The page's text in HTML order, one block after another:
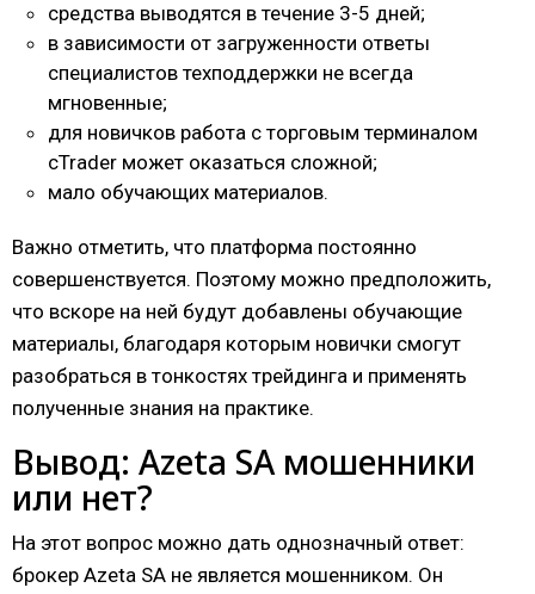
средства выводятся в течение 3-5 дней;
в зависимости от загруженности ответы
специалистов техподдержки не всегда
мгновенные;
для новичков работа с торговым терминалом
cTrader может оказаться сложной;
мало обучающих материалов.
Важно отметить, что платформа постоянно
совершенствуется. Поэтому можно предположить,
что вскоре на ней будут добавлены обучающие
материалы, благодаря которым новички смогут
разобраться в тонкостях трейдинга и применять
полученные знания на практике.
Вывод: Azeta SA мошенники
или нет?
На этот вопрос можно дать однозначный ответ:
брокер Azeta SA не является мошенником. Он